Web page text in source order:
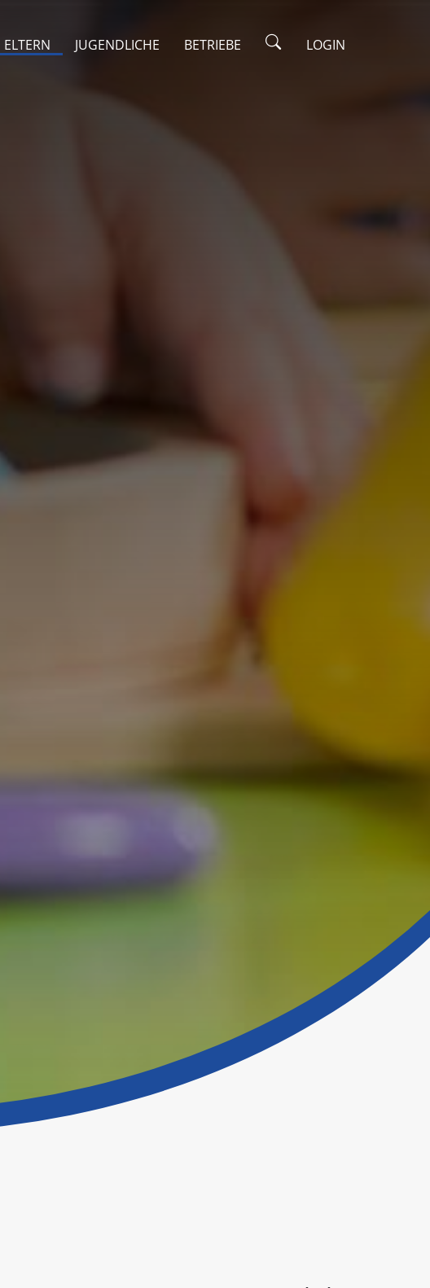
ELTERN JUGENDLICHE BETRIEBE LOGIN